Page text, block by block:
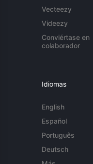
Vecteezy
Videezy
Conviértase en
colaborador
Idiomas
English
Español
Português
Deutsch